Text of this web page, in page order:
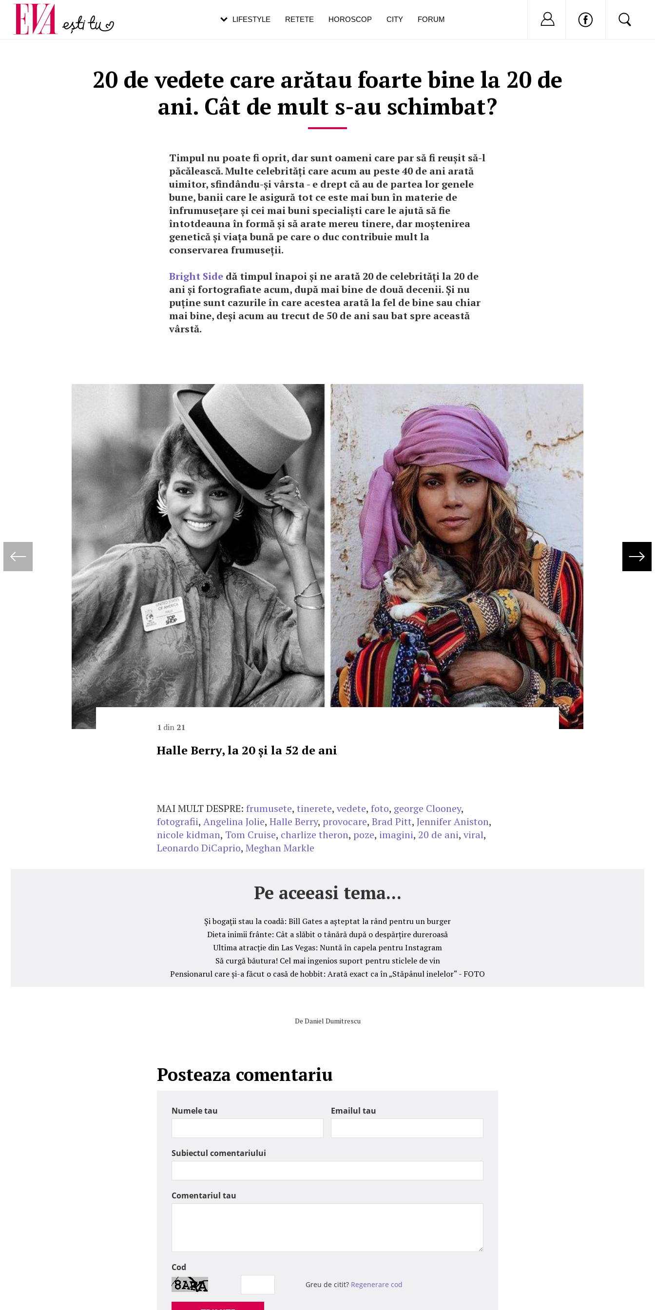
20 de vedete care arătau foarte bine la 20 de
ani. Cât de mult s-au schimbat?
Timpul nu poate fi oprit, dar sunt oameni care par să fi reușit să-l
păcălească. Multe celebrități care acum au peste 40 de ani arată
uimitor, sfindându-și vârsta - e drept că au de partea lor genele
bune, banii care le asigură tot ce este mai bun în materie de
înfrumusețare și cei mai buni specialiști care le ajută să fie
întotdeauna în formă și să arate mereu tinere, dar moștenirea
genetică și viața bună pe care o duc contribuie mult la
conservarea frumuseții.
Bright Side dă timpul înapoi și ne arată 20 de celebrități la 20 de
ani și fortografiate acum, după mai bine de două decenii. Și nu
puține sunt cazurile în care acestea arată la fel de bine sau chiar
mai bine, deși acum au trecut de 50 de ani sau bat spre această
vârstă.
1 din 21
Halle Berry, la 20 și la 52 de ani
MAI MULT DESPRE: frumusete, tinerete, vedete, foto, george Clooney,
fotografii, Angelina Jolie, Halle Berry, provocare, Brad Pitt, Jennifer Aniston,
nicole kidman, Tom Cruise, charlize theron, poze, imagini, 20 de ani, viral,
Leonardo DiCaprio, Meghan Markle
Pe aceeasi tema...
Și bogații stau la coadă: Bill Gates a așteptat la rând pentru un burger
Dieta inimii frânte: Cât a slăbit o tânără după o despărțire dureroasă
Ultima atracție din Las Vegas: Nuntă în capela pentru Instagram
Să curgă băutura! Cel mai ingenios suport pentru sticlele de vin
Pensionarul care și-a făcut o casă de hobbit: Arată exact ca în „Stăpânul inelelor“ - FOTO
De Daniel Dumitrescu
Posteaza comentariu
Numele tau Emailul tau
Subiectul comentariului
Comentariul tau
Cod
Greu de citit? Regenerare cod
LIFESTYLE RETETE HOROSCOP CITY FORUM Nu ai cont?
Carieră
Actualitate
pe măsură ce înaintezi în vârstă
de dureroasă este investigația